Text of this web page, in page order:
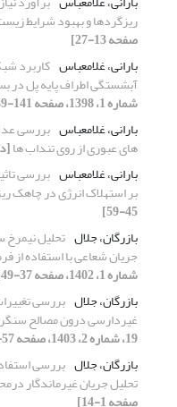
ریزگردها و بهبود شرایط
صفحه 13-27]
بارانی، غلامعباس کاربرد
آبشستگی اطراف پایه پل در
شماره 1، 1398، صفحه 141-149]
بارانی، غلامعباس بررسی
های عبوری از روی تنداب ها[دوره
بارانی، غلامعباس بررسی
بر استهلاک انرژی در چاهک
45-59]
بازرگان، جلال تحلیل
جریان شعاعی با استفاده از
شماره 1، 1402، صفحه 37-49]
بازرگان، جلال بررسی
غیردارسی درون مصالح
19، شماره 2، 1403، صفحه 57-70]
بازرگان، جلال بررسی
تحلیل جریان غیرماندگار
صفحه 1-14]